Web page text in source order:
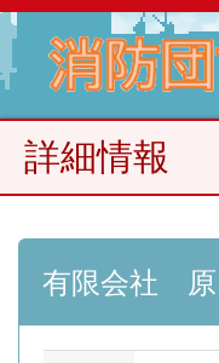
詳細情報
有限会社 原